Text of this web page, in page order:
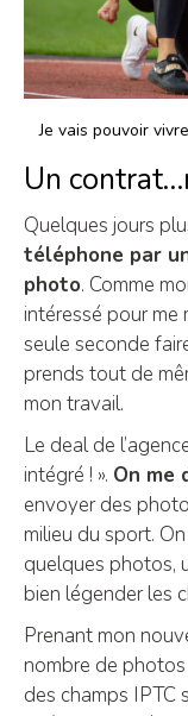
Je vais pouvoir
Un
Quelques jours
téléphone par
photo. Comme
intéressé pour me
seule seconde
prends tout de
mon travail.
Le deal de
intégré ! ». On me
envoyer des
milieu du sport.
quelques photos,
bien légender les
Prenant mon
nombre de
des champs IPTC